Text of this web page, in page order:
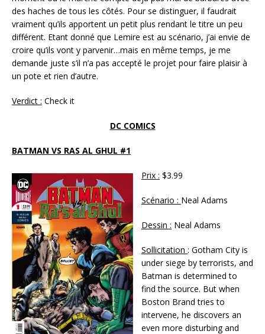
des haches de tous les côtés. Pour se distinguer, il faudrait
vraiment qu’ils apportent un petit plus rendant le titre un peu
différent. Etant donné que Lemire est au scénario, j’ai envie de
croire qu’ils vont y parvenir…mais en même temps, je me
demande juste s’il n’a pas accepté le projet pour faire plaisir à
un pote et rien d’autre.
Verdict : Check it
DC COMICS
BATMAN VS RAS AL GHUL #1
Prix : $3.99
Scénario : Neal Adams
Dessin : Neal Adams
Sollicitation : Gotham City is
under siege by terrorists, and
Batman is determined to
find the source. But when
Boston Brand tries to
intervene, he discovers an
even more disturbing and